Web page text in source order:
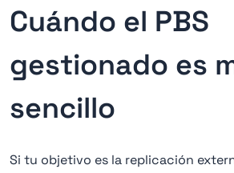
Cuándo el PBS
gestionado es
sencillo
Si tu objetivo es la replicación